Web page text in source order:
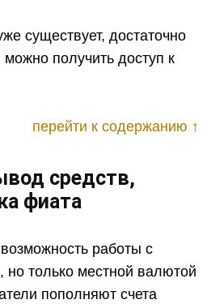
существует, достаточно
получить доступ к
перейти к содержанию ↑
средств,
фиата
работы с
, но только местной валютой
пополняют счета